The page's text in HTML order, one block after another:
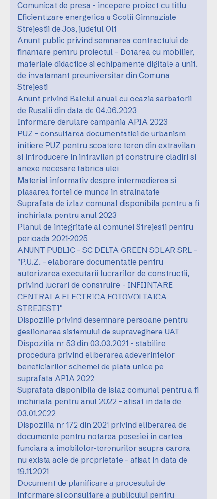
Comunicat de presa - incepere proiect cu titlu
Eficientizare energetica a Scolii Gimnaziale
Strejestii de Jos, judetul Olt
Anunt public privind semnarea contractului de
finantare pentru proiectul - Dotarea cu mobilier,
materiale didactice si echipamente digitale a unit.
de invatamant preuniversitar din Comuna
Strejesti
Anunt privind Balciul anual cu ocazia sarbatorii
de Rusalii din data de 04.06.2023
Informare derulare campania APIA 2023
PUZ - consultarea documentatiei de urbanism
initiere PUZ pentru scoatere teren din extravilan
si introducere in intravilan pt construire cladiri si
anexe necesare fabrica ulei
Material informativ despre intermedierea si
plasarea fortei de munca in strainatate
Suprafata de izlaz comunal disponibila pentru a fi
inchiriata pentru anul 2023
Planul de integritate al comunei Strejesti pentru
perioada 2021-2025
ANUNT PUBLIC - SC DELTA GREEN SOLAR SRL -
"P.U.Z. - elaborare documentatie pentru
autorizarea executarii lucrarilor de constructii,
privind lucrari de construire - INFIINTARE
CENTRALA ELECTRICA FOTOVOLTAICA
STREJESTI"
Dispozitie privind desemnare persoane pentru
gestionarea sistemului de supraveghere UAT
Dispozitia nr 53 din 03.03.2021 - stabilire
procedura privind eliberarea adeverintelor
beneficiarilor schemei de plata unice pe
suprafata APIA 2022
Suprafata disponibila de islaz comunal pentru a fi
inchiriata pentru anul 2022 - afisat in data de
03.01.2022
Dispozitia nr 172 din 2021 privind eliberarea de
documente pentru notarea posesiei in cartea
funciara a imobilelor-terenurilor asupra carora
nu exista acte de proprietate - afisat in data de
19.11.2021
Document de planificare a procesului de
informare si consultare a publicului pentru